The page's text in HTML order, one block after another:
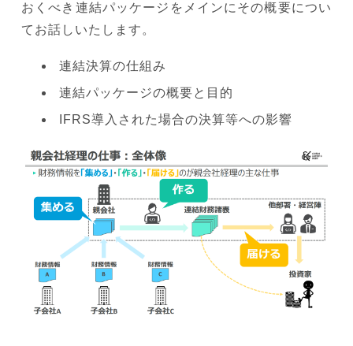
おくべき連結パッケージをメインにその概要につい
てお話しいたします。
連結決算の仕組み
連結パッケージの概要と目的
IFRS導入された場合の決算等への影響